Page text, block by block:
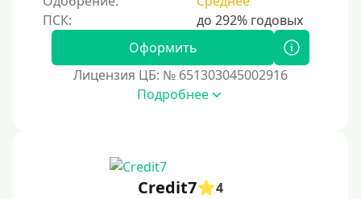
ы зависит от целей использования, предпочт
ений и финансовых возможностей.
Сбербанк
Моментум (Momentum)
С помощью системы Контакт (Contact)
Способы получения
Оформить
Лицензия ЦБ: № 651303045002916
Подробнее
Credit7
4